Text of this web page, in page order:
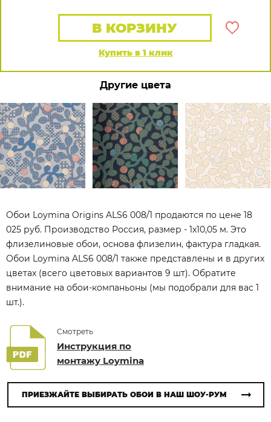
Купить в 1 клик
В КОРЗИНУ
Другие цвета
Обои Loymina Origins ALS6 008/1 продаются по цене 18
025 руб. Производство Россия, размер - 1x10,05 м. Это
флизелиновые обои, основа флизелин, фактура гладкая.
Обои Loymina ALS6 008/1 также представлены и в других
цветах (всего цветовых вариантов 9 шт). Обратите
внимание на обои-компаньоны (мы подобрали для вас 1
шт.).
Смотреть
Инструкция по
монтажу Loymina
ПРИЕЗЖАЙТЕ ВЫБИРАТЬ ОБОИ В НАШ ШОУ-РУМ